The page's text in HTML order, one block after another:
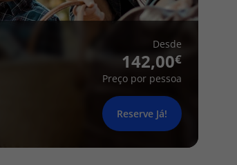
Desde
142,00
Preço por pessoa
Reserve Já!